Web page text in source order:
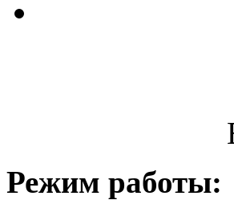
Режим работы: